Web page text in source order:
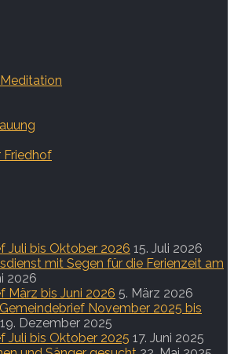
Friedhof
Juli bis Oktober 2026 15. Juli 2026
mit Segen für die Ferienzeit am
2026
März bis Juni 2026 5. März 2026
November 2025 bis
19. Dezember 2025
Juli bis Oktober 2025 17. Juni 2025